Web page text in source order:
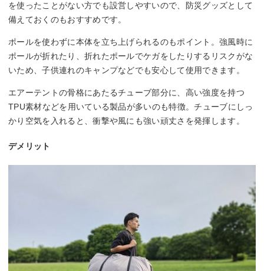
を使ったことがない方でも設営しやすいので、防災グッズとして
備えておくのもおすすめです。
ポールを使わずに本体を立ち上げられるのもポイント。強風時に
ポールが折れたり、折れたポールでケガをしたりするリスクがな
いため、子供連れのキャンプなどでも安心して使用できます。
エアーテントの骨格にあたるチューブ部分に、高い強度を持つ
TPU素材などを用いている製品が多いのも特徴。チューブにしっ
かり空気を入れると、衝撃や風にも強い頑丈さを発揮します。
デメリット